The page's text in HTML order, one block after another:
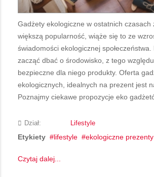
Gadżety ekologiczne w ostatnich czasach
większą popularność, wiąże się to ze
świadomości ekologicznej
zacząć dbać o środowisko, z tego
bezpieczne dla niego produkty. Oferta
ekologicznych, idealnych na prezent jest
Poznajmy ciekawe propozycje eko
Dział: Lifestyle
Etykiety lifestyle ekologiczne prezenty
Czytaj dalej...